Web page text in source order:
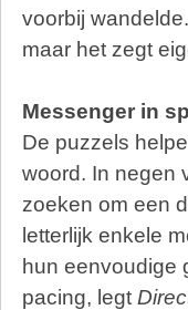
voorbij
maar het zegt
Messenger in
De puzzels
woord. In negen
zoeken om een
letterlijk enkele
hun eenvoudige
pacing, legt